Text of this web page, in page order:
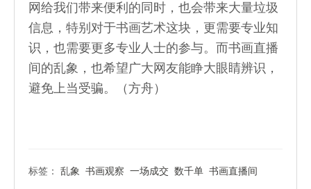
网给我们带来便利的同时，也会带来大量垃圾
信息，特别对于书画艺术这块，更需要专业知
识，也需要更多专业人士的参与。而书画直播
间的乱象，也希望广大网友能睁大眼睛辨识，
避免上当受骗。（方舟）
标签： 乱象 书画观察 一场成交 数千单 书画直播间